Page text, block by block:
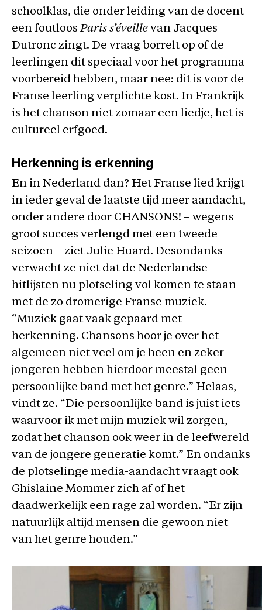
schoolklas, die onder leiding van de docent
een foutloosParis s’éveille van Jacques
Dutronc zingt. De vraag borrelt op of de
leerlingen dit speciaal voor het programma
voorbereid hebben, maar nee: dit is voor de
Franse leerling verplichte kost. In Frankrijk
is het chanson niet zomaar een liedje, het is
cultureel erfgoed.
Herkenning is erkenning
En in Nederland dan? Het Franse lied krijgt
in ieder geval de laatste tijd meer aandacht,
onder andere door CHANSONS! – wegens
groot succes verlengd met een tweede
seizoen – ziet Julie Huard. Desondanks
verwacht ze niet dat de Nederlandse
hitlijsten nu plotseling vol komen te staan
met de zo dromerige Franse muziek.
“Muziek gaat vaak gepaard met
herkenning. Chansons hoor je over het
algemeen niet veel om je heen en zeker
jongeren hebben hierdoor meestal geen
persoonlijke band met het genre.” Helaas,
vindt ze. “Die persoonlijke band is juist iets
waarvoor ik met mijn muziek wil zorgen,
zodat het chanson ook weer in de leefwereld
van de jongere generatie komt.” En ondanks
de plotselinge media-aandacht vraagt ook
Ghislaine Mommer zich af of het
daadwerkelijk een rage zal worden. “Er zijn
natuurlijk altijd mensen die gewoon niet
van het genre houden.”